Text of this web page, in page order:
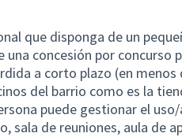
que disponga de un
una concesión por concurso
a corto plazo (en menos
del barrio como es la
puede gestionar el
sala de reuniones, aula de